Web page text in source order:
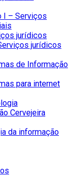
I – Serviços
jurídicos
jurídicos
de Informação
para internet
Cervejeira
da informação